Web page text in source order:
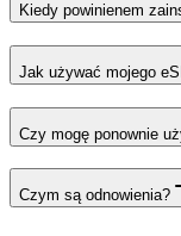
Kiedy powinienem
Jak używać mojego
Czy mogę ponownie
Czym są odnowienia?